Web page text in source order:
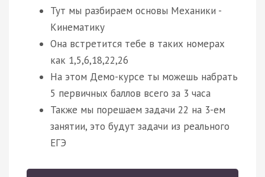
Тут мы разбираем основы Механики -
Кинематику
Она встретится тебе в таких номерах
как 1,5,6,18,22,26
На этом Демо-курсе ты можешь набрать
5 первичных баллов всего за 3 часа
Также мы порешаем задачи 22 на 3-ем
занятии, это будут задачи из реального
ЕГЭ